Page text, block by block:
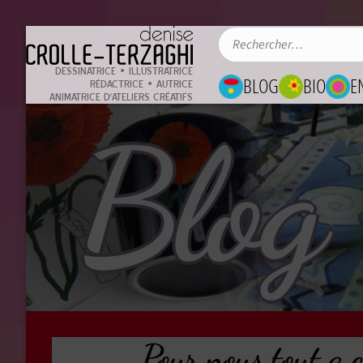
DESSINATRICE • ILLUSTRATRICE
RÉDACTRICE • AUTRICE
ANIMATRICE D'ATELIERS CRÉATIFS
BLOG BIO
Blog